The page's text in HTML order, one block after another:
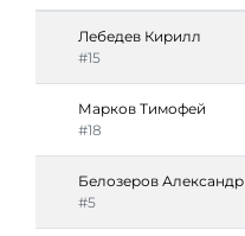
Лебедев Кирилл
#15
Марков Тимофей
#18
Белозеров Александр
#5